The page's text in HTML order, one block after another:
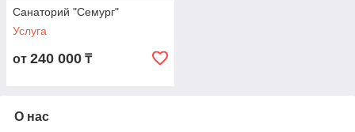
Санаторий "Семург"
Услуга
от 240 000 ₸
О нас